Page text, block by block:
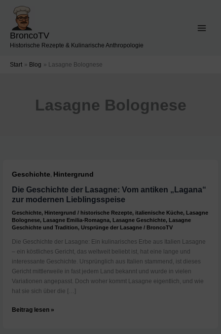
Inhalt
springen
BroncoTV
Historische Rezepte & Kulinarische Anthropologie
Start Blog Lasagne Bolognese
Lasagne Bolognese
Geschichte, Hintergrund
Die Geschichte der Lasagne: Vom antiken „Lagana“
zur modernen Lieblingsspeise
Geschichte, Hintergrund / historische Rezepte, italienische Küche, Lasagne
Bolognese, Lasagne Emilia-Romagna, Lasagne Geschichte, Lasagne
Geschichte und Tradition,Ursprünge der Lasagne / BroncoTV
Die Geschichte der Lasagne: Ein kulinarisches Erbe aus Italien Lasagne
– ein köstliches Gericht, das weltweit beliebt ist, hat eine lange und
interessante Geschichte. Ursprünglich aus Italien stammend, ist dieses
Gericht mittlerweile in fast jedem Land bekannt und wurde in vielen
Variationen angepasst. Doch woher kommt Lasagne eigentlich, und wie
hat sie sich über die […]
Die
Beitrag lesen »